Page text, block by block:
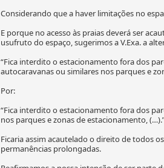
Considerando que a haver limitações no
E porque no acesso às praias deverá ser
usufruto do espaço, sugerimos a V.Exa. a
“Fica interdito o estacionamento fora dos
autocaravanas ou similares nos parques e
Por:
“Fica interdito o estacionamento fora dos
nos parques e zonas de estacionamento,
Ficaria assim acautelado o direito de todos
permanências prolongadas.